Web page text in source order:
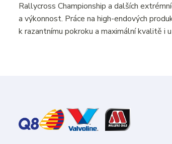
Rallycross Championship a dalších
a výkonnost. Práce na high-endových
k razantnímu pokroku a maximální kvalitě i